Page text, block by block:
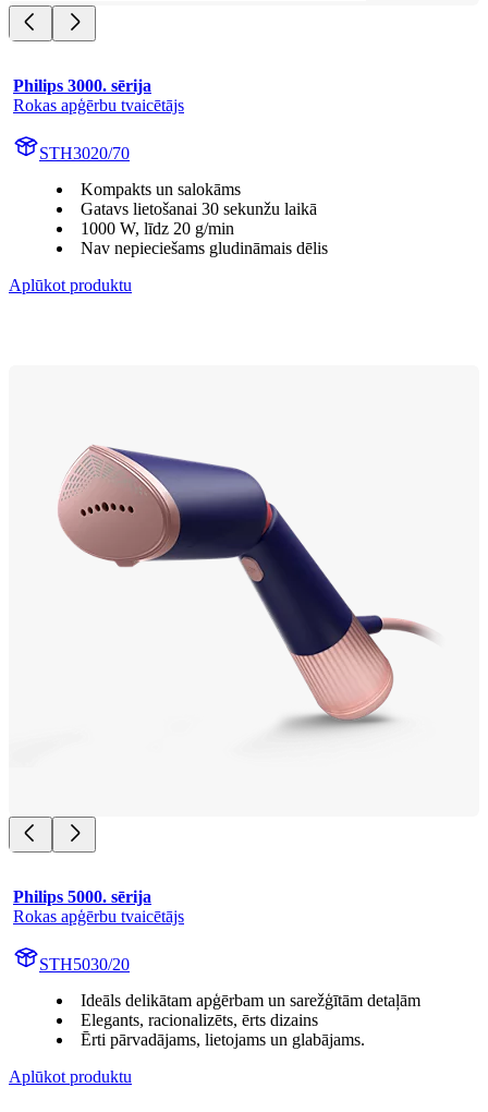
Philips 3000. sērija
Rokas apģērbu tvaicētājs
STH3020/70
Kompakts un salokāms
Gatavs lietošanai 30 sekunžu laikā
1000 W, līdz 20 g/min
Nav nepieciešams gludināmais dēlis
Aplūkot produktu
Philips 5000. sērija
Rokas apģērbu tvaicētājs
STH5030/20
Ideāls delikātam apģērbam un sarežģītām detaļām
Elegants, racionalizēts, ērts dizains
Ērti pārvadājams, lietojams un glabājams.
Aplūkot produktu